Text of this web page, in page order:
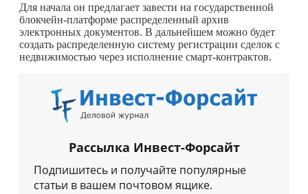
Для начала он предлагает завести на государственной
блокчейн-платформе распределенный архив
электронных документов. В дальнейшем можно будет
создать распределенную систему регистрации сделок с
недвижимостью через исполнение смарт-контрактов.
Рассылка Инвест-Форсайт
Подпишитесь и получайте популярные
статьи в вашем почтовом ящике.